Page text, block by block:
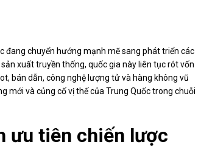
đang chuyển hướng mạnh mẽ sang phát triển các
xuất truyền thống, quốc gia này liên tục rót vốn
bán dẫn, công nghệ lượng tử và hàng không vũ
mới và củng cố vị thế của Trung Quốc trong chuỗi
ưu tiên chiến lược